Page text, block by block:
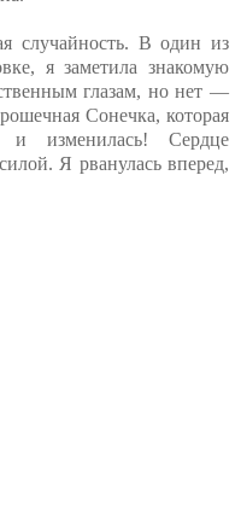
случайность. В один из
я заметила знакомую
глазам, но нет —
Сонечка, которая
изменилась! Сердце
Я рванулась вперед,